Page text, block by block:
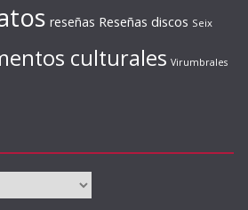
reseñas Reseñas discos Seix
culturales Virumbrales